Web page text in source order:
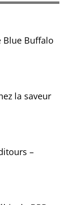
Blue Buffalo
la saveur
–